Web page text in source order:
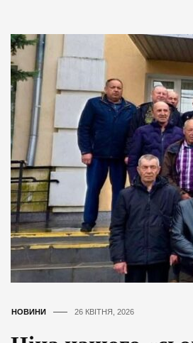
НОВИНИ 26 КВІТНЯ, 2026